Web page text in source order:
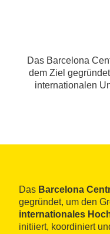
Das Barcelona
dem Ziel
internationalen
Das Barcelona
gegründet, um den
internationales
initiiert, koordiniert